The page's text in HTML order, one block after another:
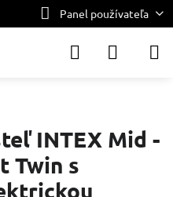
Panel používateľa
INTEX Mid -
Twin s